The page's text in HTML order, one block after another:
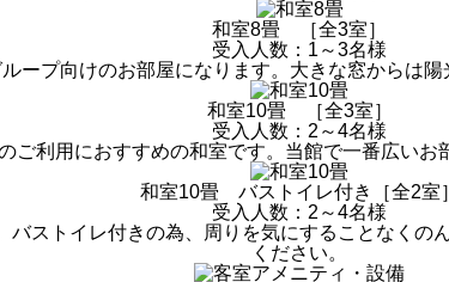
和室8畳
［全3室］
受入人数：1～3名様
ープ向けのお部屋になります。大きな窓からは陽
和室10畳
［全3室］
受入人数：2～4名様
ご利用におすすめの和室です。当館で一番広いお
和室10畳 バストイレ付き［全2室］
受入人数：2～4名様
ストイレ付きの為、周りを気にすることなく
ください。